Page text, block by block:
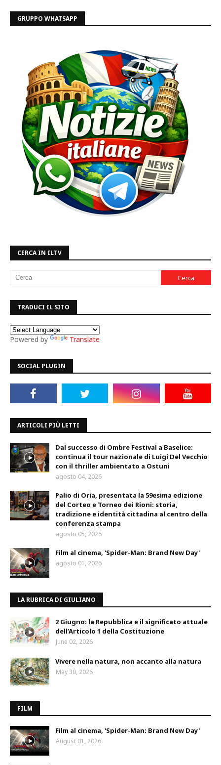
GRUPPO WHATSAPP
CERCA IN ILTV
TRADUCI IL SITO
Powered by Translate
SOCIAL PLUGIN
ARTICOLI PIÙ LETTI
Dal successo di Ombre Festival a Baselice:
continua il tour nazionale di Luigi Del Vecchio
con il thriller ambientato a Ostuni
agosto 04, 2026
Palio di Oria, presentata la 59esima edizione
del Corteo e Torneo dei Rioni: storia,
tradizione e identità cittadina al centro della
conferenza stampa
agosto 05, 2026
Film al cinema, 'Spider-Man: Brand New Day'
agosto 01, 2026
LA RUBRICA DI GIULIANO
2 Giugno: la Repubblica e il significato attuale
dell’Articolo 1 della Costituzione
June 02, 2026
Vivere nella natura, non accanto alla natura
May 30, 2026
FILM
Film al cinema, 'Spider-Man: Brand New Day'
August 01, 2026